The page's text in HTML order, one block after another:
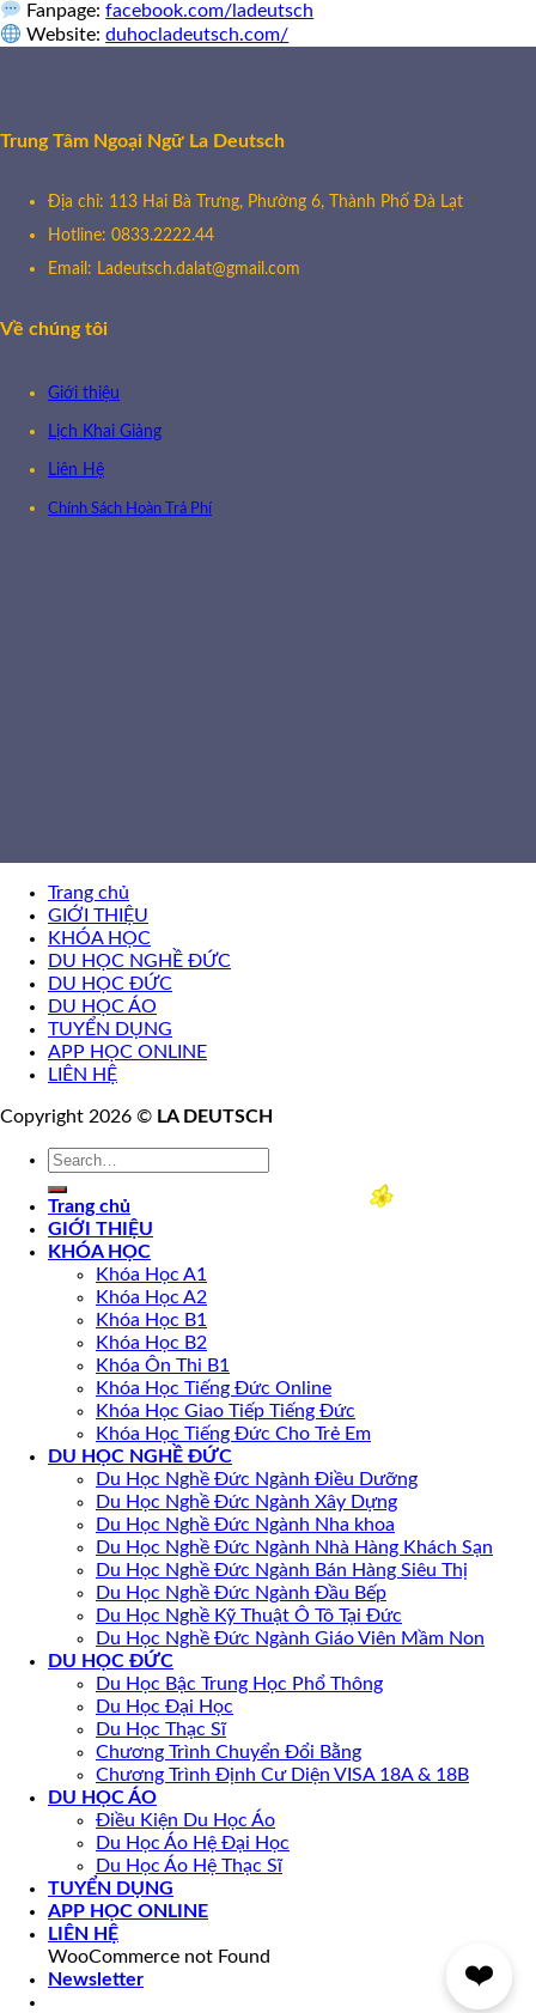
Fanpage:facebook.com/ladeutsch
Website:duhocladeutsch.com/
Trung Tâm Ngoại Ngữ La Deutsch
Địa chỉ: 113 Hai Bà Trưng, Phường 6, Thành Phố Đà Lạt
Hotline: 0833.2222.44
Email: Ladeutsch.dalat@gmail.com
Về chúng tôi
Giới thiệu
Lịch Khai Giảng
Liên Hệ
Chính Sách Hoàn Trả Phí
Trang chủ
GIỚI THIỆU
KHÓA HỌC
DU HỌC NGHỀ ĐỨC
DU HỌC ĐỨC
DU HỌC ÁO
TUYỂN DỤNG
APP HỌC ONLINE
LIÊN HỆ
Copyright 2026 © LA DEUTSCH
Trang chủ
GIỚI THIỆU
KHÓA HỌC
Khóa Học A1
Khóa Học A2
Khóa Học B1
Khóa Học B2
Khóa Ôn Thi B1
Khóa Học Tiếng Đức Online
Khóa Học Giao Tiếp Tiếng Đức
Khóa Học Tiếng Đức Cho Trẻ Em
DU HỌC NGHỀ ĐỨC
Du Học Nghề Đức Ngành Điều Dưỡng
Du Học Nghề Đức Ngành Xây Dựng
Du Học Nghề Đức Ngành Nha khoa
Du Học Nghề Đức Ngành Nhà Hàng Khách Sạn
Du Học Nghề Đức Ngành Bán Hàng Siêu Thị
Du Học Nghề Đức Ngành Đầu Bếp
Du Học Nghề Kỹ Thuật Ô Tô Tại Đức
Du Học Nghề Đức Ngành Giáo Viên Mầm Non
DU HỌC ĐỨC
Du Học Bậc Trung Học Phổ Thông
Du Học Đại Học
Du Học Thạc Sĩ
Chương Trình Chuyển Đổi Bằng
Chương Trình Định Cư Diện VISA 18A & 18B
DU HỌC ÁO
Điều Kiện Du Học Áo
Du Học Áo Hệ Đại Học
Du Học Áo Hệ Thạc Sĩ
TUYỂN DỤNG
APP HỌC ONLINE
LIÊN HỆ
WooCommerce not Found
Newsletter
❤️